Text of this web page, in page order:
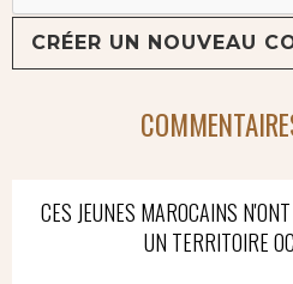
CES JEUNES MAROCAINS
UN TERRITOIRE